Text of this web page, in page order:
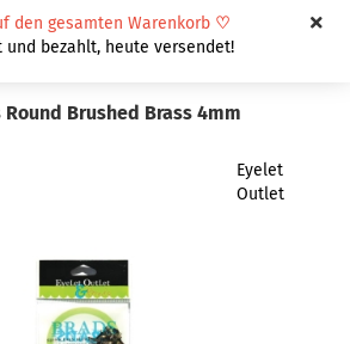
den gesamten Warenkorb ♡
und bezahlt, heute versendet!
Brushed Brass 4mm
Eyelet
Outlet